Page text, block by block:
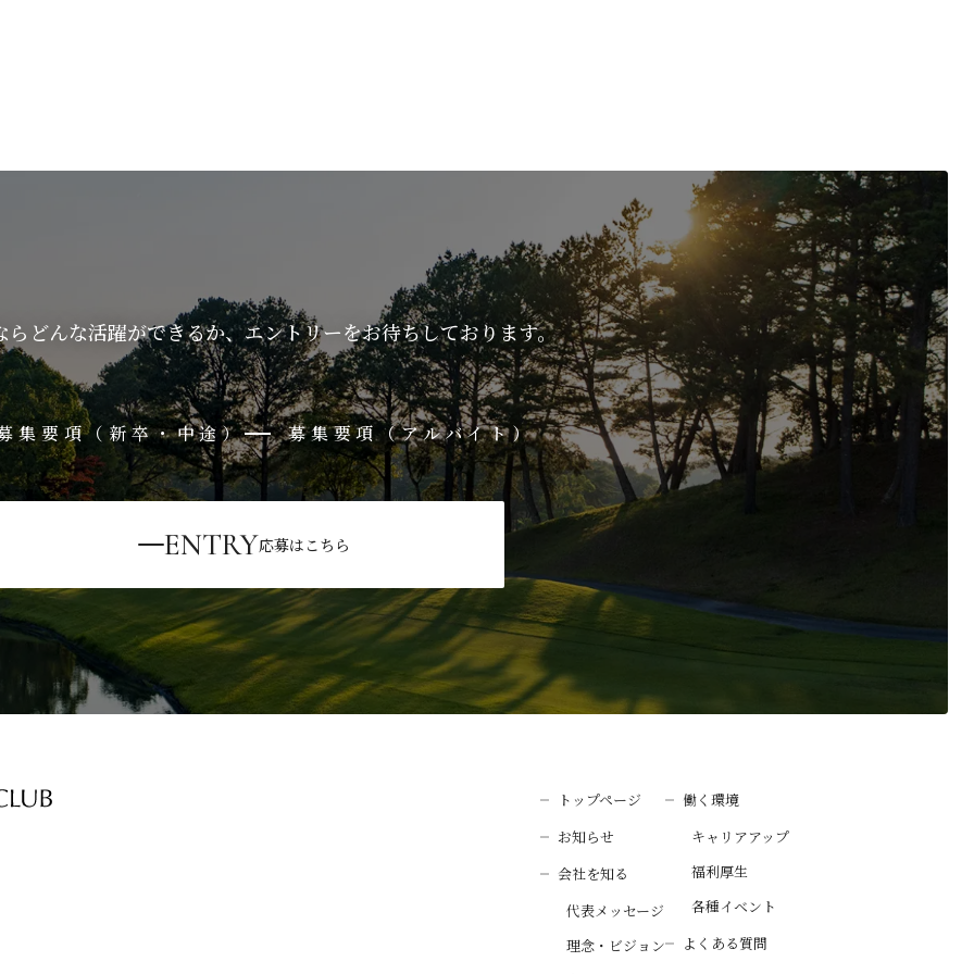
らどんな活躍ができるか、エントリーをお待ちしております。
集要項（新卒・中途） 募集要項（アルバイト）
ENTRY応募はこちら
トップページ
お知らせ
会社を知る
代表メッセージ
理念・ビジョン
働く環境
キャリアアップ
福利厚生
各種イベント
よくある質問